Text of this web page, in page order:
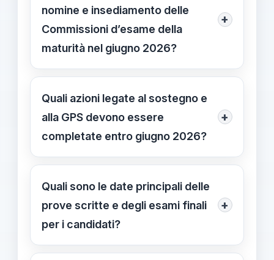
nomine e insediamento delle
Commissioni d’esame della
maturità nel giugno 2026?
+
Nomine Commissari e Presidenti:
04/06/2026. Insediamento
Commissioni d’esame: 16/06/2026.
Esiti e dati candidati: 04/06/2026 –
Quali azioni legate al sostegno e
alla GPS devono essere
completate entro giugno 2026?
+
Conferma posto sostegno 2026/27:
15/06/2026. Conferme integrative di
sostegno: 26/06/2026. Scioglimento
riserva GPS 2026: 15/06/2026. Le
Quali sono le date principali delle
prove scritte e degli esami finali
per i candidati?
+
Prima Prova Scritta di Italiano: